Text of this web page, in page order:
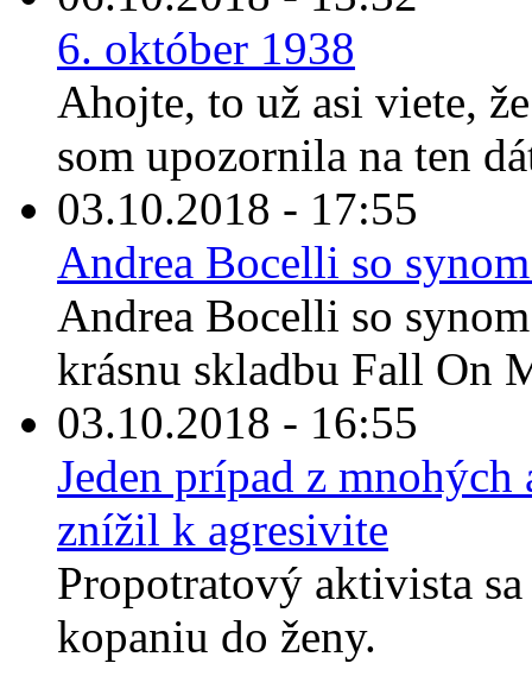
6. október 1938
Ahojte, to už asi viete,
som upozornila na ten
03.10.2018 - 17:55
Andrea Bocelli so
Andrea Bocelli so
krásnu skladbu Fall On
03.10.2018 - 16:55
Jeden prípad z
znížil k agresivite
Propotratový aktivista
kopaniu do ženy.